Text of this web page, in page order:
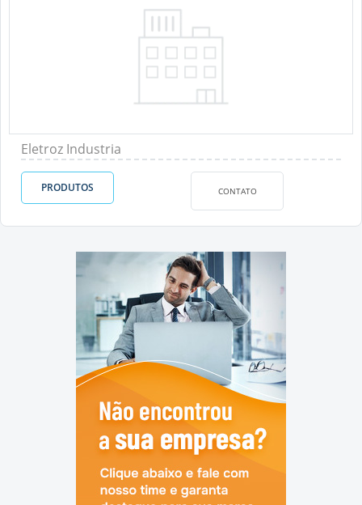
Eletroz Industria
PRODUTOS CONTATO